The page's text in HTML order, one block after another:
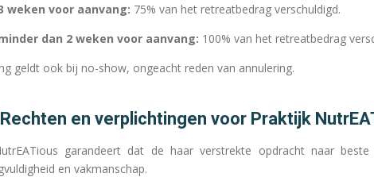
weken voor aanvang: 75% van het retreatbedrag verschuldigd.
dan 2 weken voor aanvang: 100% van het retreatbedrag
geldt ook bij no-show, ongeacht reden van annulering.
en verplichtingen voor Praktijk
garandeert dat de haar verstrekte opdracht naar
en vakmanschap.